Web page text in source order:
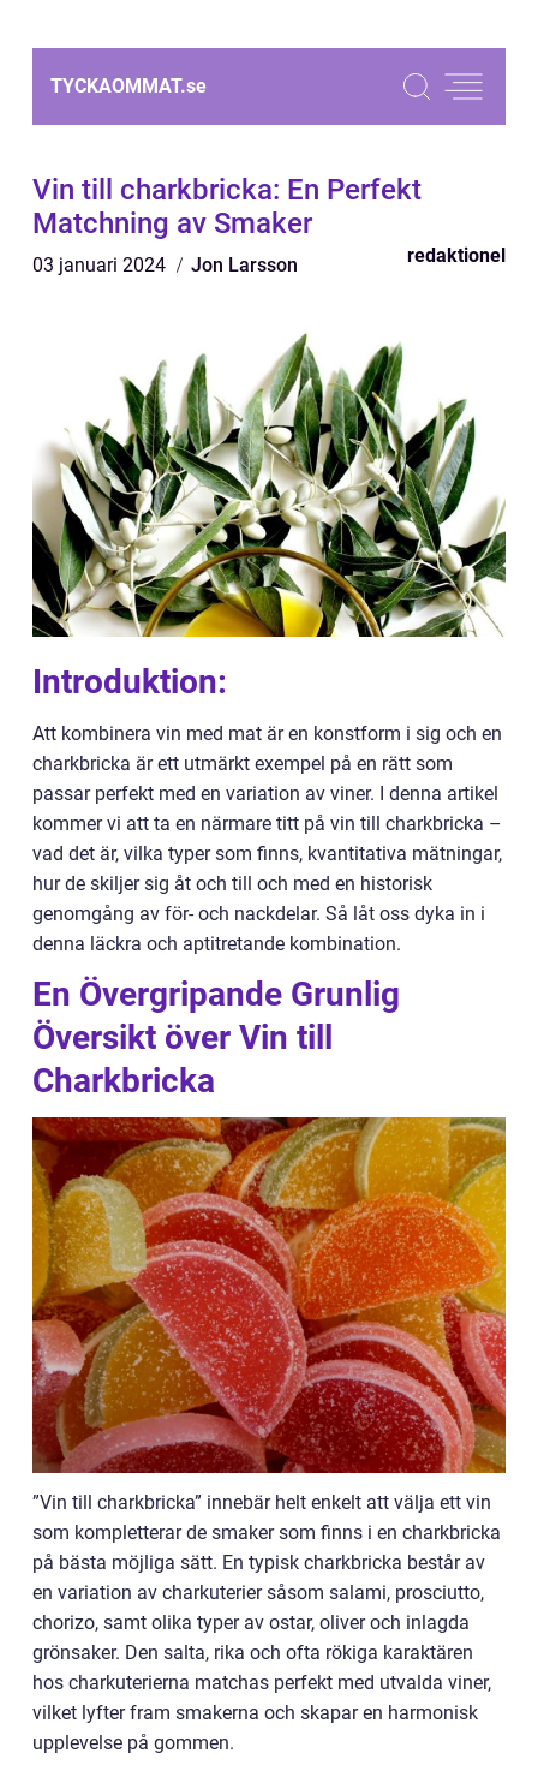
TYCKAOMMAT.se
Vin till charkbricka: En Perfekt
Matchning av Smaker
03 januari 2024 Jon Larsson redaktionel
Introduktion:
Att kombinera vin med mat är en konstform i sig och en
charkbricka är ett utmärkt exempel på en rätt som
passar perfekt med en variation av viner. I denna artikel
kommer vi att ta en närmare titt på vin till charkbricka –
vad det är, vilka typer som finns, kvantitativa mätningar,
hur de skiljer sig åt och till och med en historisk
genomgång av för- och nackdelar. Så låt oss dyka in i
denna läckra och aptitretande kombination.
En Övergripande Grunlig
Översikt över Vin till
Charkbricka
”Vin till charkbricka” innebär helt enkelt att välja ett vin
som kompletterar de smaker som finns i en charkbricka
på bästa möjliga sätt. En typisk charkbricka består av
en variation av charkuterier såsom salami, prosciutto,
chorizo, samt olika typer av ostar, oliver och inlagda
grönsaker. Den salta, rika och ofta rökiga karaktären
hos charkuterierna matchas perfekt med utvalda viner,
vilket lyfter fram smakerna och skapar en harmonisk
upplevelse på gommen.